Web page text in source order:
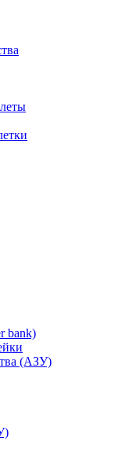
bank)
(АЗУ)